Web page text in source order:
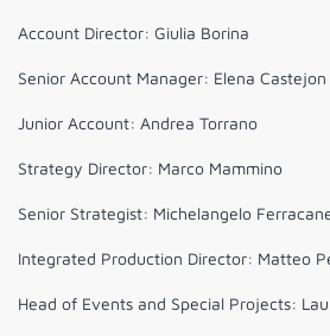
Account Director: Giulia Borina
Senior Account Manager: Elena Castejon
Junior Account: Andrea Torrano
Strategy Director: Marco Mammino
Senior Strategist: Michelangelo
Integrated Production Director: Matteo
Head of Events and Special Projects: